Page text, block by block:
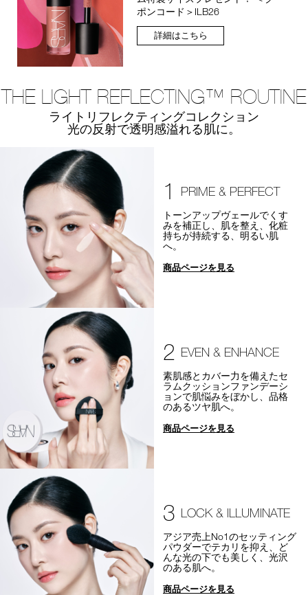
ポンコード＞ILB26
詳細はこちら
THE LIGHT REFLECTING™ ROUTINE
ライトリフレクティングコレクション
光の反射で透明感溢れる肌に。
1 PRIME & PERFECT
トーンアップヴェールでくす
みを補正し、肌を整え、化粧
持ちが持続する、明るい肌
へ。
商品ページを見る
2 EVEN & ENHANCE
素肌感とカバー力を備えたセ
ラムクッションファンデーシ
ョンで肌悩みをぼかし、品格
のあるツヤ肌へ。
商品ページを見る
3 LOCK & ILLUMINATE
アジア売上No1のセッティング
パウダーでテカリを抑え、ど
んな光の下でも美しく、光沢
のある肌へ。
商品ページを見る